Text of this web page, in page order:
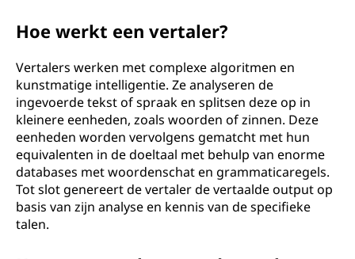
Hoe werkt een vertaler?
Vertalers werken met complexe algoritmen en
kunstmatige intelligentie. Ze analyseren de
ingevoerde tekst of spraak en splitsen deze op in
kleinere eenheden, zoals woorden of zinnen. Deze
eenheden worden vervolgens gematcht met hun
equivalenten in de doeltaal met behulp van enorme
databases met woordenschat en grammaticaregels.
Tot slot genereert de vertaler de vertaalde output op
basis van zijn analyse en kennis van de specifieke
talen.